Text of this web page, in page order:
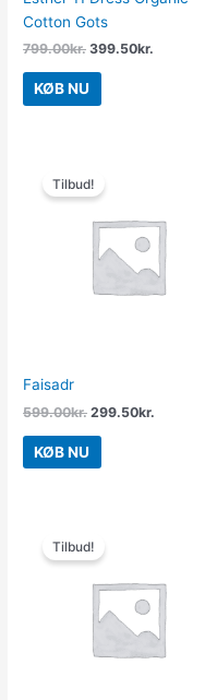
Cotton Gots
799.00kr. 399.50kr.
KØB NU
Tilbud!
Faisadr
599.00kr.
pris
599.00kr..
299.50kr.
299.50kr..
KØB NU
Tilbud!
pris
1,199.00kr..719.40kr..